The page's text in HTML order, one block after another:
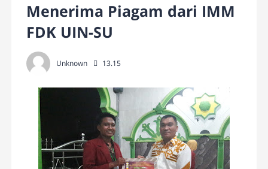
Menerima Piagam dari IMM
FDK UIN-SU
Unknown 13.15